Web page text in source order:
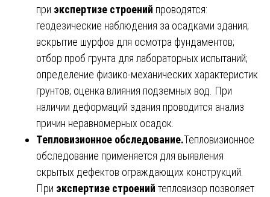
при экспертизе строений проводятся:
геодезические наблюдения за осадками здания;
вскрытие шурфов для осмотра фундаментов;
отбор проб грунта для лабораторных испытаний;
определение физико-механических характеристик
грунтов; оценка влияния подземных вод. При
наличии деформаций здания проводится анализ
причин неравномерных осадок.
Тепловизионное обследование.Тепловизионное
обследование применяется для выявления
скрытых дефектов ограждающих конструкций.
При экспертизе строений тепловизор позволяет